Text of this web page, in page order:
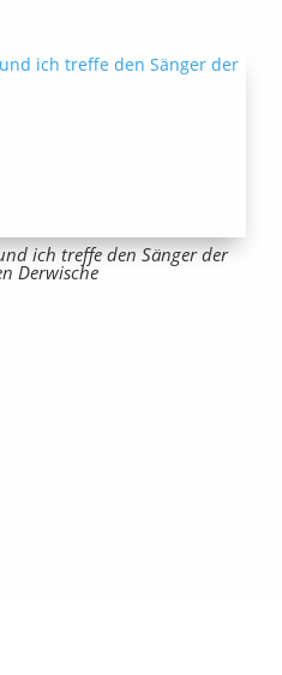
ich treffe den Sänger der
Derwische